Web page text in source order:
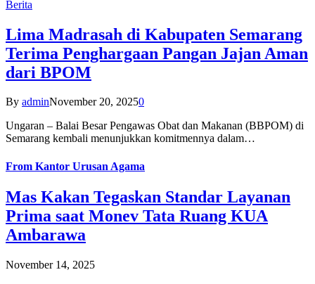
Berita
Lima Madrasah di Kabupaten Semarang
Terima Penghargaan Pangan Jajan Aman
dari BPOM
By adminNovember 20, 20250
Ungaran – Balai Besar Pengawas Obat dan Makanan (BBPOM) di
Semarang kembali menunjukkan komitmennya dalam…
From Kantor Urusan Agama
Mas Kakan Tegaskan Standar Layanan
Prima saat Monev Tata Ruang KUA
Ambarawa
November 14, 2025